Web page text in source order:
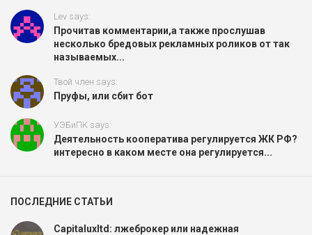
Lev says:
Прочитав комментарии,а также прослушав
несколько бредовых рекламных роликов от так
называемых...
Твой член says:
Пруфы, или сбит бот
УЭБиПК says:
Деятельность кооператива регулируется ЖК РФ?
интересно в каком месте она регулируется...
ПОСЛЕДНИЕ СТАТЬИ
Capitaluxltd: лжеброкер или надежная